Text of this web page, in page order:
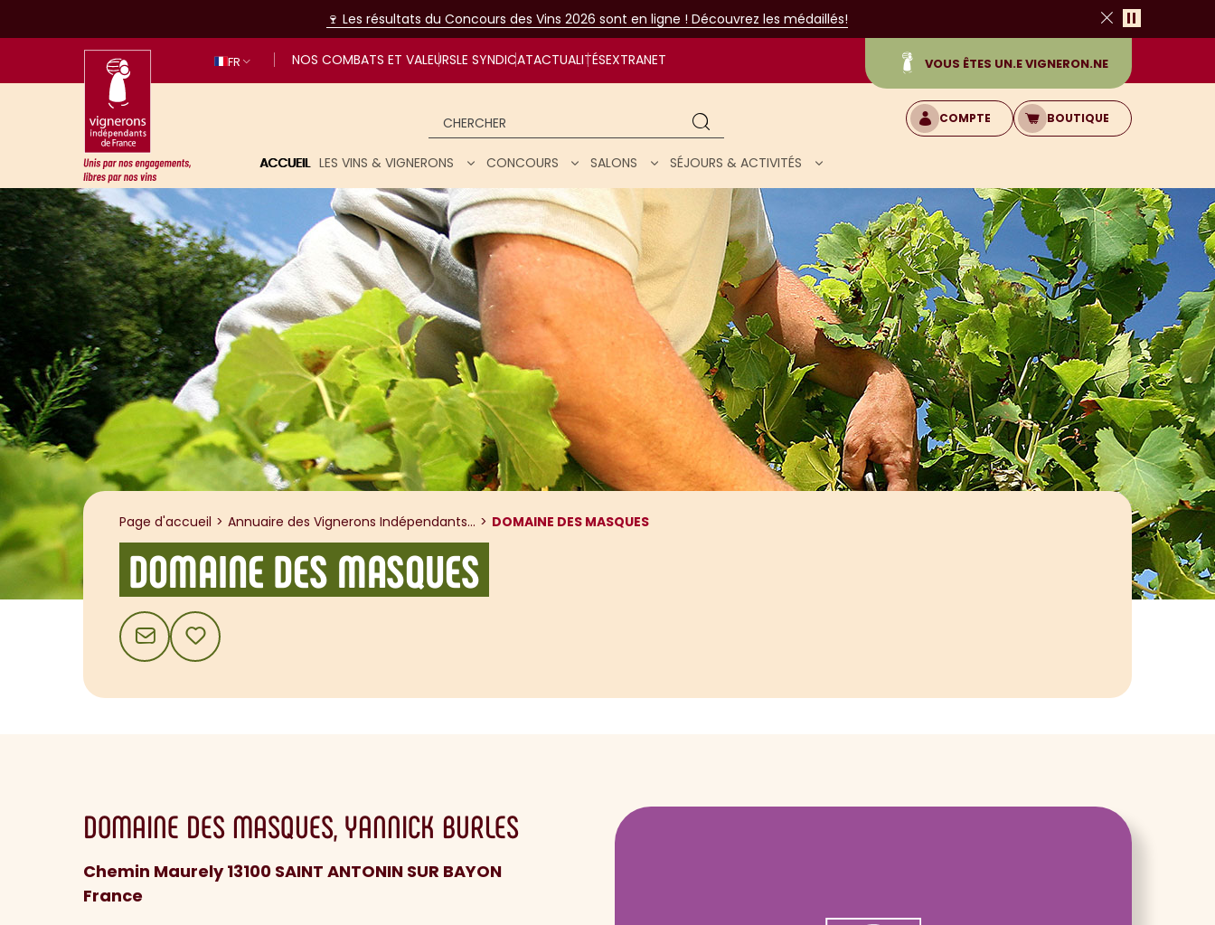
🍷 Les résultats du Concours des Vins 2026 sont en ligne ! Découvrez les médaillés!
Fermer
FR NOS COMBATS ET VALEURSLE SYNDICATACTUALITÉSEXTRANET VOUS ÊTES UN.E VIGNERON.NE
Unis par nos engagements, libres par nos vins
Chercher
COMPTE BOUTIQUE
ACCUEIL LES VINS & VIGNERONS CONCOURS SALONS SÉJOURS & ACTIVITÉS
Page d'accueil Annuaire des Vignerons Indépendants... DOMAINE DES MASQUES
DOMAINE DES MASQUES
CONTACTAJOUTER AUX FAVORIS
DOMAINE DES MASQUES YANNICK BURLES
Chemin Maurely 13100 SAINT ANTONIN SUR BAYON
France